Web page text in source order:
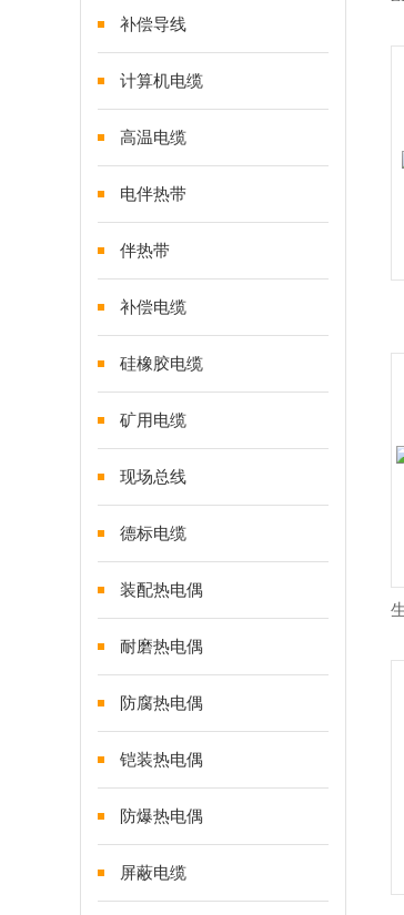
补偿导线
计算机电缆
高温电缆
电伴热带
伴热带
补偿电缆
硅橡胶电缆
矿用电缆
现场总线
德标电缆
装配热电偶
耐磨热电偶
防腐热电偶
铠装热电偶
防爆热电偶
屏蔽电缆